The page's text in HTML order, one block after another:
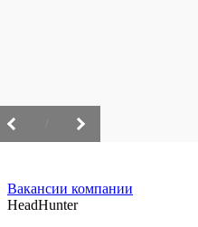
Вакансии компании
HeadHunter